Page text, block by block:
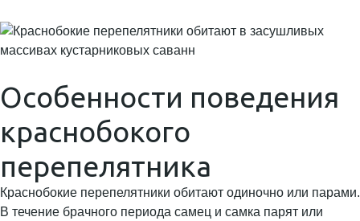
Особенности поведения
краснобокого
перепелятника
Краснобокие перепелятники обитают одиночно или парами.
В течение брачного периода самец и самка парят или